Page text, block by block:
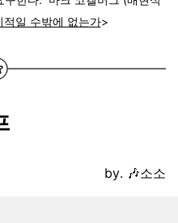
일 수밖에 없는가>
by. 🎶소소